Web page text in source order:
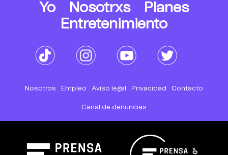
Yo Nosotrxs
Planes
Entretenimiento
Nosotros Empleo Aviso legal Privacidad Contacto
Canal de denuncias